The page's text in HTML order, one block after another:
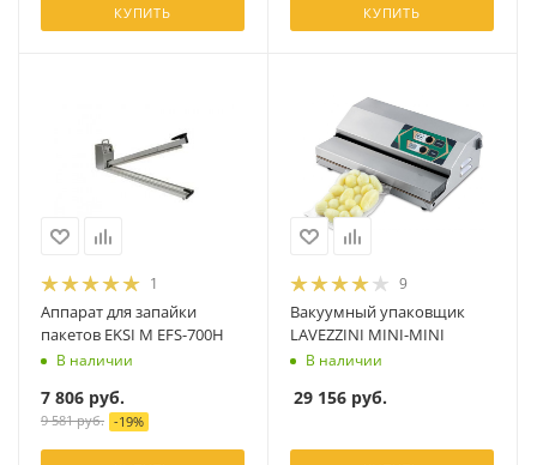
КУПИТЬ КУПИТЬ
1
Аппарат для запайки
пакетов EKSI М EFS-700H
В наличии
7 806 руб.
9 581руб. -19%
9
Вакуумный упаковщик
LAVEZZINI MINI-MINI
В наличии
29 156 руб.